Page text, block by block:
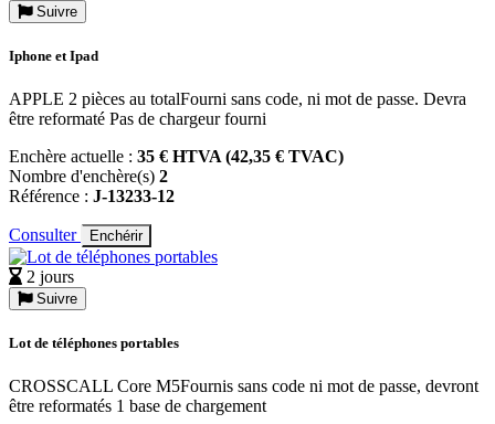
Suivre
Iphone et Ipad
APPLE 2 pièces au totalFourni sans code, ni mot de passe. Devra
être reformaté Pas de chargeur fourni
Enchère actuelle : 35 € HTVA (42,35 € TVAC)
Nombre d'enchère(s) 2
Référence : J-13233-12
Consulter Enchérir
2 jours
Suivre
Lot de téléphones portables
CROSSCALL Core M5Fournis sans code ni mot de passe, devront
être reformatés 1 base de chargement